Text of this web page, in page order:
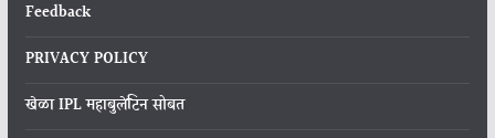
Feedback
PRIVACY POLICY
खेळा IPL महाबुलेटिन सोबत